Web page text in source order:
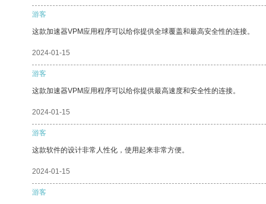
游客
这款加速器VPM应用程序可以给你提供全球覆盖和最高安全性的连接。
2024-01-15
游客
这款加速器VPM应用程序可以给你提供最高速度和安全性的连接。
2024-01-15
游客
这款软件的设计非常人性化，使用起来非常方便。
2024-01-15
游客